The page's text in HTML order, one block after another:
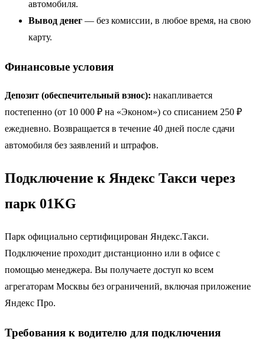
автомобиля.
Вывод денег — без комиссии, в любое время, на свою
карту.
Финансовые условия
Депозит (обеспечительный взнос): накапливается
постепенно (от 10 000 ₽ на «Эконом») со списанием 250 ₽
ежедневно. Возвращается в течение 40 дней после сдачи
автомобиля без заявлений и штрафов.
Подключение к Яндекс Такси через
парк 01KG
Парк официально сертифицирован Яндекс.Такси.
Подключение проходит дистанционно или в офисе с
помощью менеджера. Вы получаете доступ ко всем
агрегаторам Москвы без ограничений, включая приложение
Яндекс Про.
Требования к водителю для подключения